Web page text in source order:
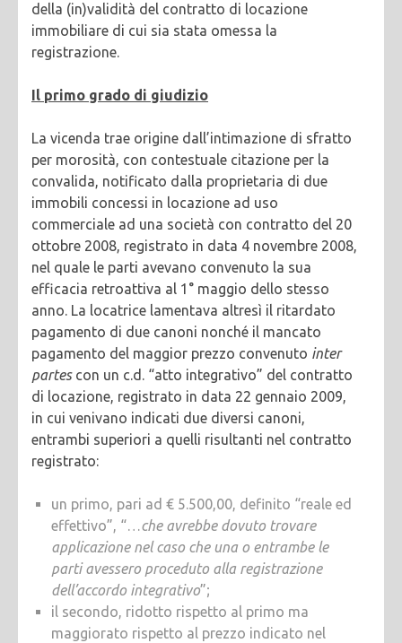
della (in)validità del contratto di locazione
immobiliare di cui sia stata omessa la
registrazione.
Il primo grado di giudizio
La vicenda trae origine dall’intimazione di sfratto
per morosità, con contestuale citazione per la
convalida, notificato dalla proprietaria di due
immobili concessi in locazione ad uso
commerciale ad una società con contratto del 20
ottobre 2008, registrato in data 4 novembre 2008,
nel quale le parti avevano convenuto la sua
efficacia retroattiva al 1° maggio dello stesso
anno. La locatrice lamentava altresì il ritardato
pagamento di due canoni nonché il mancato
pagamento del maggior prezzo convenuto inter
partescon un c.d. “atto integrativo” del contratto
di locazione, registrato in data 22 gennaio 2009,
in cui venivano indicati due diversi canoni,
entrambi superiori a quelli risultanti nel contratto
registrato:
un primo, pari ad € 5.500,00, definito “reale ed
effettivo”, “…che avrebbe dovuto trovare
applicazione nel caso che una o entrambe le
parti avessero proceduto alla registrazione
dell’accordo integrativo”;
il secondo, ridotto rispetto al primo ma
maggiorato rispetto al prezzo indicato nel